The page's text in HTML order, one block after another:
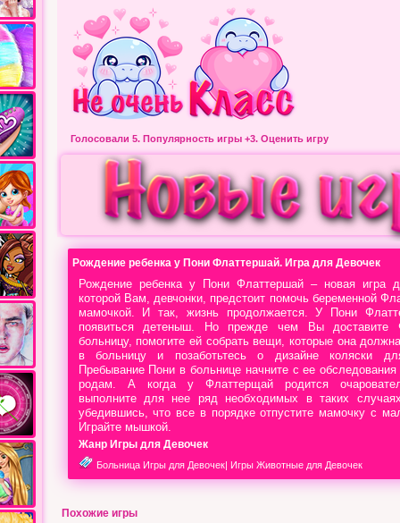
Голосовали 5. Популярность игры +3. Оценить игру
Рождение ребенка у Пони Флаттершай. Игра для Девочек
Рождение ребенка у Пони Флаттершай – новая игра
которой Вам, девчонки, предстоит помочь беременной
мамочкой. И так, жизнь продолжается. У Пони
появиться детеныш. Но прежде чем Вы доставите
больницу, помогите ей собрать вещи, которые она
в больницу и позаботьтесь о дизайне коляски
Пребывание Пони в больнице начните с ее обследования
родам. А когда у Флаттерщай родится
выполните для нее ряд необходимых в таких
убедившись, что все в порядке отпустите мамочку с
Играйте мышкой.
Жанр Игры для Девочек
Больница Игры для Девочек| Игры Животные для Девочек
Похожие игры